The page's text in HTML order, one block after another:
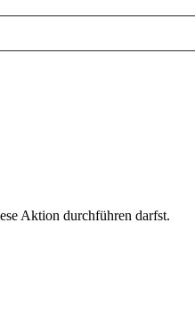
Aktion durchführen darfst.